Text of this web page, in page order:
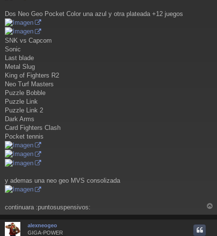
Dos Neo Geo Pocket Color una azul y otra plateada +12 juegos
SNK vs Capcom
Sonic
Last blade
Metal Slug
King of Fighters R2
Neo Turf Masters
Puzzle Bobble
Puzzle Link
Puzzle Link 2
Dark Arms
Card Fighters Clash
Pocket tennis
y ademas una neo geo MVS consolizada
continuara :puntosuspensivos:
r
alexneogeo
GIGA-POWER